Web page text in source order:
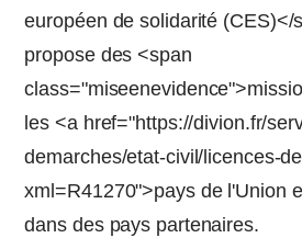
européen de solidarité (CES)</
propose des <span
les <a href="https://divion.fr/
demarches/etat-civil/licences-
xml=R41270">pays de l'Union
dans des pays partenaires.